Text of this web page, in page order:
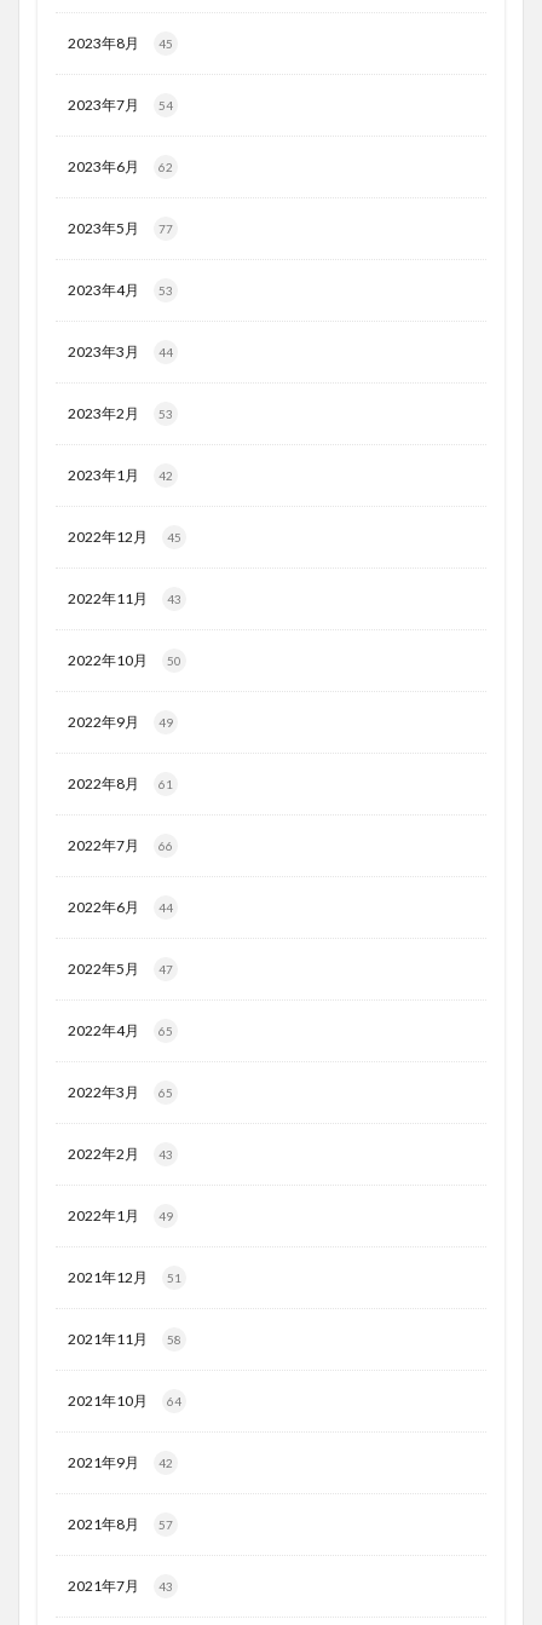
2023年8月 45
2023年7月 54
2023年6月 62
2023年5月 77
2023年4月 53
2023年3月 44
2023年2月 53
2023年1月 42
2022年12月 45
2022年11月 43
2022年10月 50
2022年9月 49
2022年8月 61
2022年7月 66
2022年6月 44
2022年5月 47
2022年4月 65
2022年3月 65
2022年2月 43
2022年1月 49
2021年12月 51
2021年11月 58
2021年10月 64
2021年9月 42
2021年8月 57
2021年7月 43